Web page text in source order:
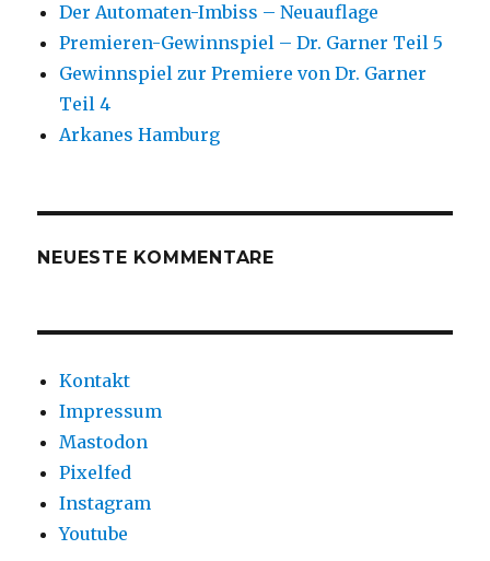
Der Automaten-Imbiss – Neuauflage
Premieren-Gewinnspiel – Dr. Garner Teil 5
Gewinnspiel zur Premiere von Dr. Garner
Teil 4
Arkanes Hamburg
NEUESTE KOMMENTARE
Kontakt
Impressum
Mastodon
Pixelfed
Instagram
Youtube